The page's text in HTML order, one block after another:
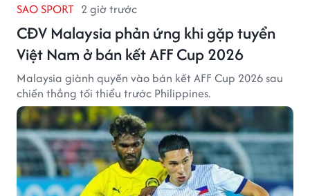
SAO SPORT 2 giờ trước
CĐV Malaysia phản ứng khi gặp tuyển
Việt Nam ở bán kết AFF Cup 2026
Malaysia giành quyền vào bán kết AFF Cup 2026 sau
chiến thắng tối thiểu trước Philippines.